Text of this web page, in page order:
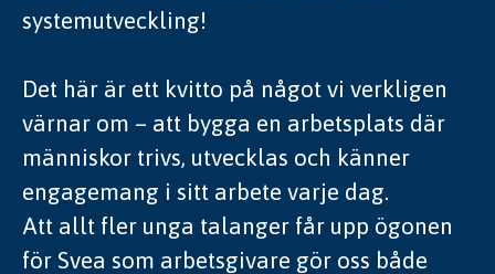
systemutveckling!
Det här är ett kvitto på något vi verkligen
värnar om – att bygga en arbetsplats där
människor trivs, utvecklas och känner
engagemang i sitt arbete varje dag.
Att allt fler unga talanger får upp ögonen
för Svea som arbetsgivare gör oss både